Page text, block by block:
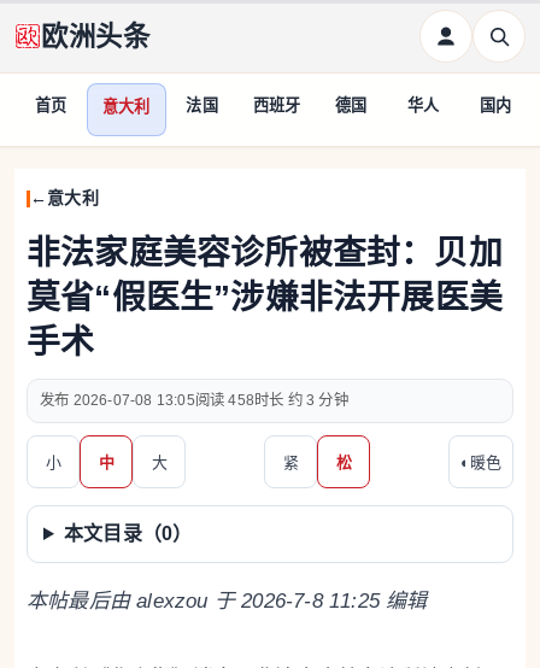
欧洲头条
首页 意大利 法国 西班牙 德国 华人 国内
意大利
非法家庭美容诊所被查封：贝加
莫省“假医生”涉嫌非法开展医美
手术
2026-07-08 13:05 458 约 3 分钟
小 中 大 紧 松 ◐ 暖色
本文目录（0）
本帖最后由 alexzou 于 2026-7-8 11:25 编辑